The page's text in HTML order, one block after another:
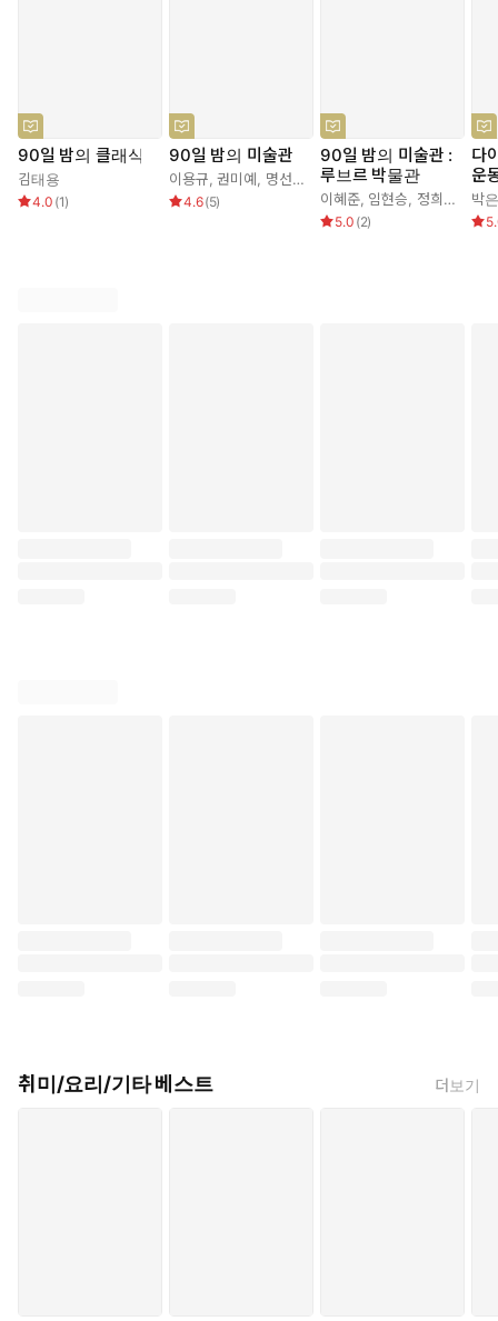
90일 밤의 클래식
김태용
4.0 (1)
90일 밤의 미술관
이용규,권미예, 명선아 신기환,이진희
4.6(5)
90일 밤의 미술관 :
루브르 박물관
이혜준, 임현승, 정희태 최준
5.0 (2)
다
운
박
취미/요리/기타 베스트 더보기